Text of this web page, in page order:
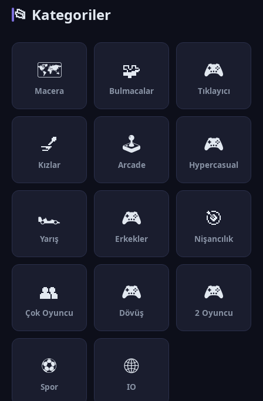
📂 Kategoriler
🗺️
Macera
🧩
Bulmacalar
🎮
Tıklayıcı
💅
Kızlar
🕹️
Arcade
🎮
Hypercasual
🏎️
Yarış
🎮
Erkekler
🎯
Nişancılık
👥
Çok Oyuncu
🎮
Dövüş
🎮
2 Oyuncu
⚽
Spor
🌐
IO